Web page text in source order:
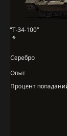
"Т-34-100"
Серебро
Опыт
Процент